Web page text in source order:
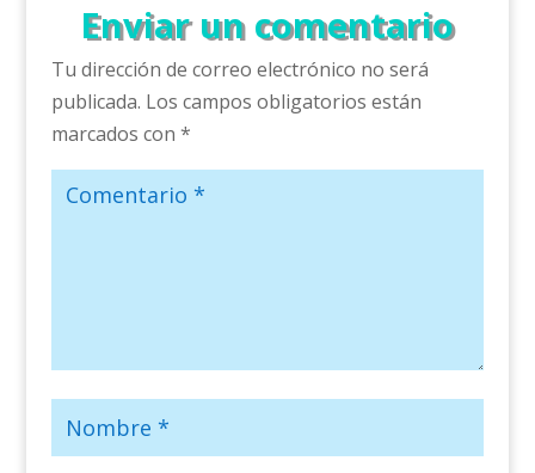
Enviar un comentario
Tu dirección de correo electrónico no será
publicada. Los campos obligatorios están
marcados con *